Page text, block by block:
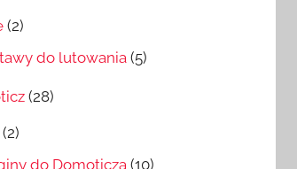
(2)
do lutowania (5)
(28)
(2)
do Domoticza (10)